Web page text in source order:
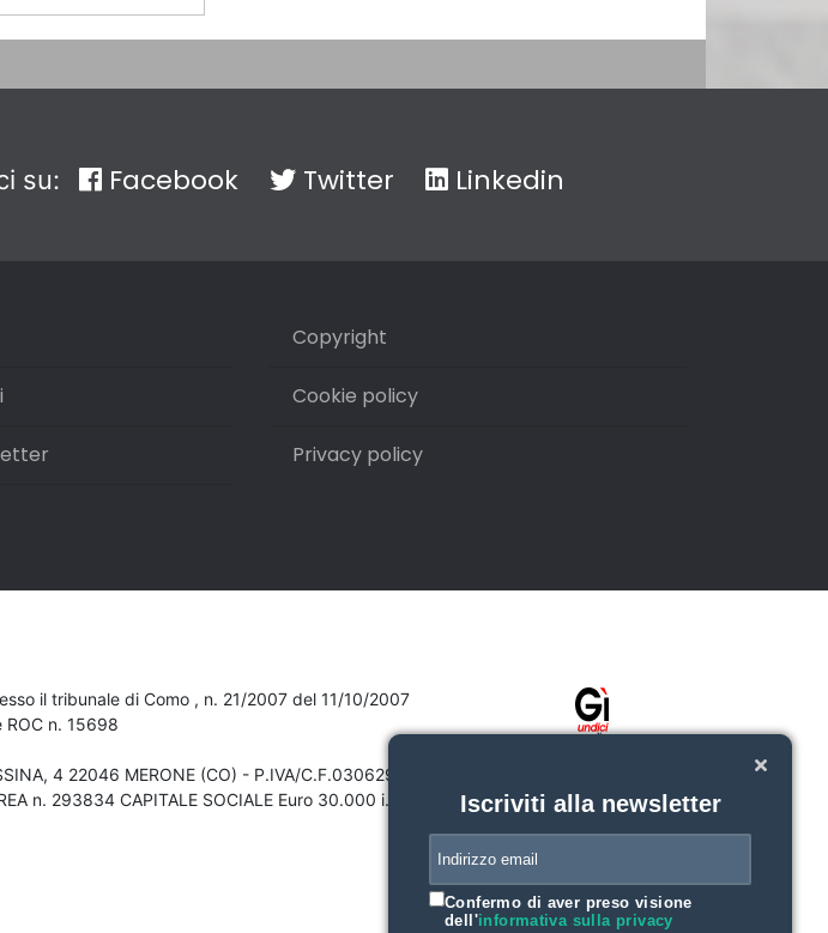
su: Facebook Twitter Linkedin
Copyright
Cookie policy
Privacy policy
il tribunale di Como , n. 21/2007 del 11/10/2007
ROC n. 15698
4 22046 MERONE (CO) - P.IVA/C.F.03062910132
n. 293834 CAPITALE SOCIALE Euro 30.000 i.v.
Iscriviti alla newsletter
Confermo di aver preso visione
dell'informativa sulla privacy